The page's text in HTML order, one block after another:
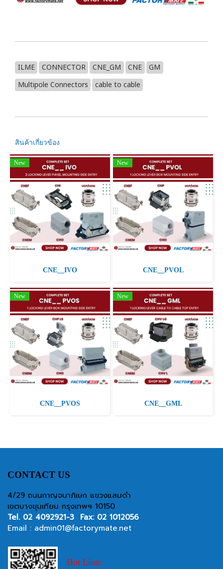
ILME CONNECTOR CNE_GM CNE
GM
Multipole Connectors
cable to cable
สินค้าเกี่ยวข้อง
New
CNE__IVO
New
CNE__PVOL
New
CNE__PVOS
New
CNE__GML
CONTACT US
4/29 ถนนกาญจนาภิเษก แขวงแสมดำ
เขตบางขุนเทียน กรุงเทพฯ 10150
Tel. 02 4092921-3 Fax: 02 1012056
Email : admin01@factorymate.net
Hot Line: